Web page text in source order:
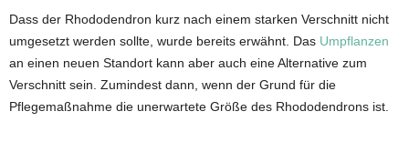
Dass der Rhododendron kurz nach einem starken Verschnitt nicht
umgesetzt werden sollte, wurde bereits erwähnt. Das Umpflanzen
an einen neuen Standort kann aber auch eine Alternative zum
Verschnitt sein. Zumindest dann, wenn der Grund für die
Pflegemaßnahme die unerwartete Größe des Rhododendrons ist.